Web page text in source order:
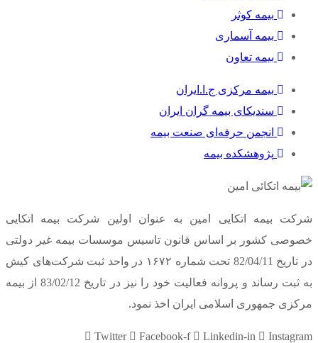
بیمه کوثر
بیمه آسماری
بیمه تعاون
بیمه مرکزی ج.ا.ایران
سندیکای بیمه گران ایران
انجمن حرفه‌ای صنعت بیمه
پژوهشکده بیمه
شرکت بیمه اتکایی امین به‌ عنوان اولین شرکت بیمه اتکایی
خصوصی کشور بر اساس قانون تاسیس موسسات بیمه غیر دولتی
در تاریخ 82/04/11 تحت شماره ۱۶۷۲ در واحد ثبت شرکت‌های کیش
به ثبت رساند و پروانه فعالیت خود را نیز در تاریخ 83/02/12 از بیمه
مرکزی جمهوری اسلامی ایران اخذ نمود.
Twitter Facebook-f Linkedin-in Instagram